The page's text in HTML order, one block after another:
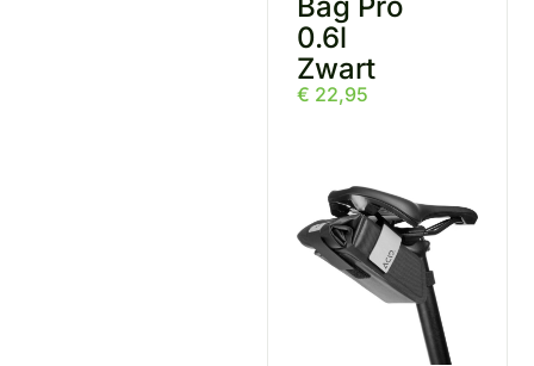
0.6l
Zwart
€ 22,95